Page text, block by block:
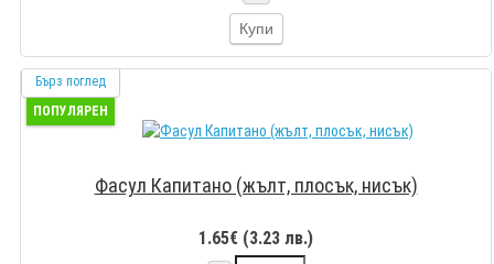
Купи
Бърз поглед
ПОПУЛЯРЕН
Фасул Капитано (жълт, плосък, нисък)
1.65€ (3.23 лв.)